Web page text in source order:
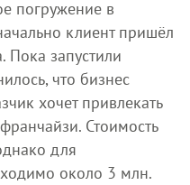
погружение в
клиент пришёл
Пока запустили
что бизнес
хочет привлекать
Стоимость
для
около 3 млн.